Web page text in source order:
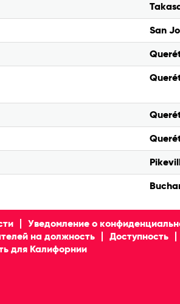
San
Уведомление о
на должность
Доступность
для Калифорнии